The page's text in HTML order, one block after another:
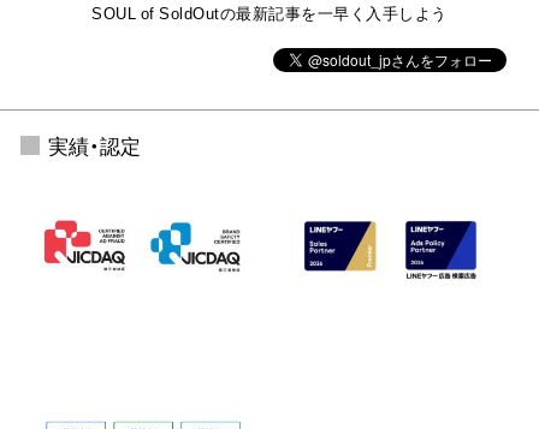
SOUL of SoldOutの最新記事を一早く入手しよう
実績・認定